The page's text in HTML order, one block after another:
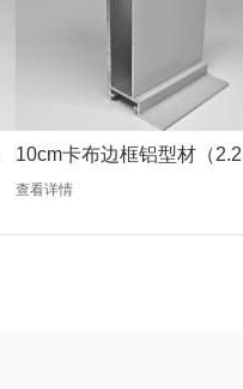
10cm卡布边框铝型材（
银色）
查看详情